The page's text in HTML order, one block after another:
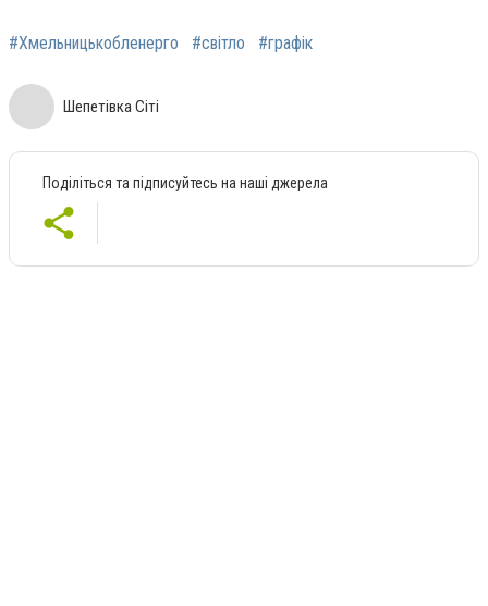
#Хмельницькобленерго #світло #графік
Шепетівка Сіті
Поділіться та підписуйтесь на наші джерела